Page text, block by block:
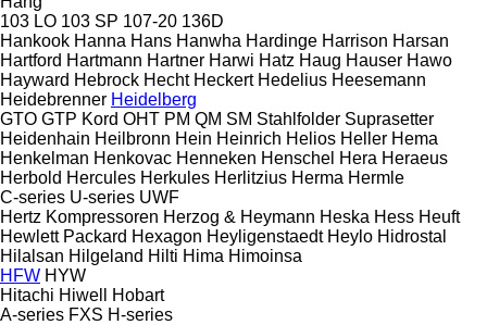
103 LO 103 SP 107-20 136D
Hankook Hanna Hans Hanwha Hardinge Harrison Harsan
Hartford Hartmann Hartner Harwi Hatz Haug Hauser Hawo
Hayward Hebrock Hecht Heckert Hedelius Heesemann
Heidebrenner Heidelberg
GTO GTP Kord OHT PM QM SM Stahlfolder Suprasetter
Heidenhain Heilbronn Hein Heinrich Helios Heller Hema
Henkelman Henkovac Henneken Henschel Hera Heraeus
Herbold Hercules Herkules Herlitzius Herma Hermle
C-series U-series UWF
Hertz Kompressoren Herzog & Heymann Heska Hess Heuft
Hewlett Packard Hexagon Heyligenstaedt Heylo Hidrostal
Hilalsan Hilgeland Hilti Hima Himoinsa
HFW HYW
Hitachi Hiwell
Hobart
A-series FXS H-series